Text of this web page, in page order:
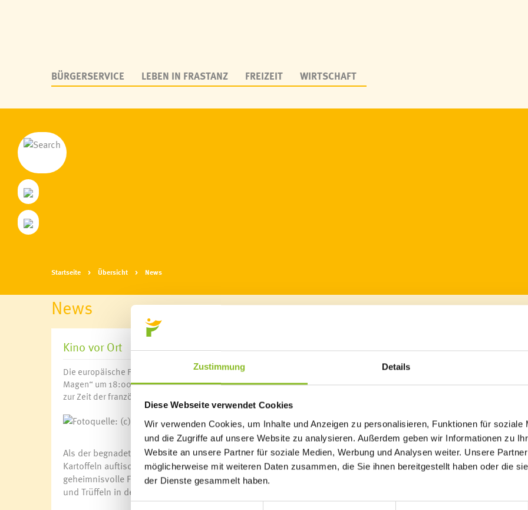
Zustimmung Details
Diese Webseite verwendet Cookies
Wir verwenden Cookies, um Inhalte und Anzeigen zu personalisieren, Funktionen für soziale
und die Zugriffe auf unsere Website zu analysieren. Außerdem geben wir Informationen zu
Website an unsere Partner für soziale Medien, Werbung und Analysen weiter. Unsere
möglicherweise mit weiteren Daten zusammen, die Sie ihnen bereitgestellt haben oder die
der Dienste gesammelt haben.
BÜRGERSERVICE LEBEN IN FRASTANZ FREIZEIT WIRTSCHAFT
Startseite Übersicht News
News
Kino vor Ort
Die europäische Filmreihe zeigt am 17. März 2023 den französisch-belgischen Spielfilm „À la Carte! – Freiheit geht durch
Magen“ um 18:00 und 20:00 Uhr in der Vorarlberger Museumswelt. Der Film erzählt elegant von der Erfindung des
zur Zeit der französischen Revolution.
Fotoquelle: (c) Filmladen Filmverleih
Als der begnadete Koch Manceron dem Herzog de Chamfort und seiner adeligen Gefolgschaft eine Köstlichkeit aus
Kartoffeln auftischt, führt das zu seiner Entlassung. Manceron erwartet danach nichts als trübe Aussichten – bis
geheimnisvolle Frau erscheint. Sie zieht Manceron mit ihrem fast sinnlichen Umgang mit wilden Kräutern,
und Trüffeln in den Bann.